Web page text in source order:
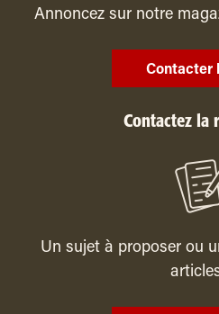
Annoncez sur notre
Contacter
Contactez la
Un sujet à proposer ou